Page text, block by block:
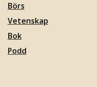
Börs
Vetenskap
Bok
Podd